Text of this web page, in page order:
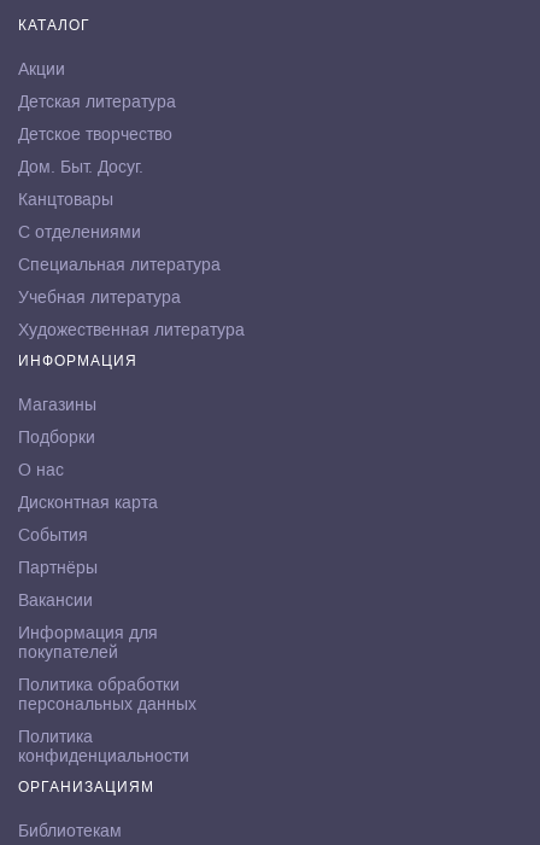
КАТАЛОГ
Акции
Детская литература
Детское творчество
Дом. Быт. Досуг.
Канцтовары
С отделениями
Специальная литература
Учебная литература
Художественная литература
ИНФОРМАЦИЯ
Магазины
Подборки
О нас
Дисконтная карта
События
Партнёры
Вакансии
Информация для
покупателей
Политика обработки
персональных данных
Политика
конфиденциальности
ОРГАНИЗАЦИЯМ
Библиотекам